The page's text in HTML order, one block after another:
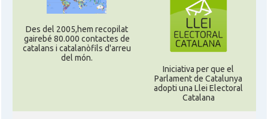
Des del 2005,hem recopilat
gairebé 80.000 contactes de
catalans i catalanòfils d'arreu
del món.
Iniciativa per que el
Parlament de Catalunya
adopti una Llei Electoral
Catalana